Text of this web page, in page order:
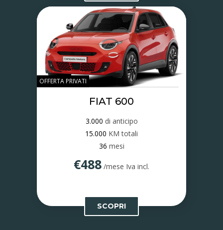
OFFERTA PRIVATI
FIAT 600
3.000 di anticipo
15.000 KM totali
36 mesi
€488 /mese Iva incl.
SCOPRI